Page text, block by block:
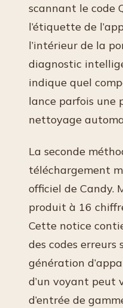
scannant le code
l’étiquette de
l’intérieur de la
diagnostic
indique quel
lance parfois une
nettoyage
La seconde
téléchargement
officiel de Candy.
produit à 16
Cette notice
des codes erreurs
génération
d’un voyant peut
d’entrée de